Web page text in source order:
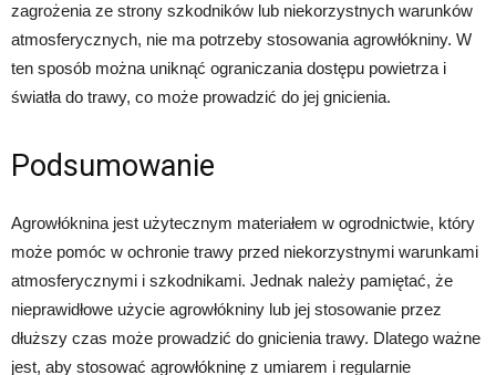
zagrożenia ze strony szkodników lub niekorzystnych warunków
atmosferycznych, nie ma potrzeby stosowania agrowłókniny. W
ten sposób można uniknąć ograniczania dostępu powietrza i
światła do trawy, co może prowadzić do jej gnicienia.
Podsumowanie
Agrowłóknina jest użytecznym materiałem w ogrodnictwie, który
może pomóc w ochronie trawy przed niekorzystnymi warunkami
atmosferycznymi i szkodnikami. Jednak należy pamiętać, że
nieprawidłowe użycie agrowłókniny lub jej stosowanie przez
dłuższy czas może prowadzić do gnicienia trawy. Dlatego ważne
jest, aby stosować agrowłókninę z umiarem i regularnie